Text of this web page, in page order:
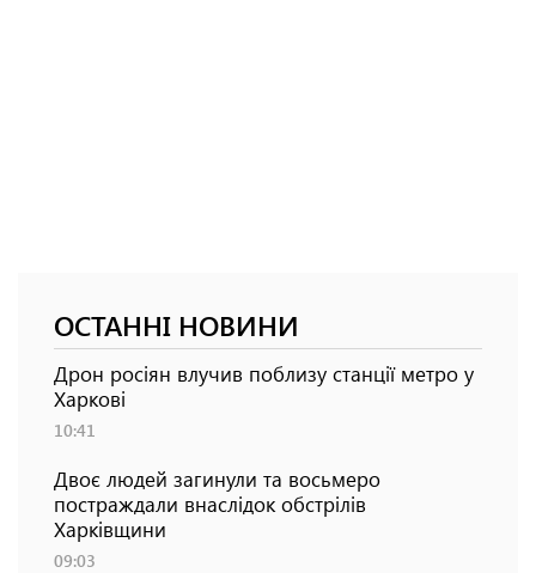
ОСТАННІ НОВИНИ
Дрон росіян влучив поблизу станції метро у
Харкові
10:41
Двоє людей загинули та восьмеро
постраждали внаслідок обстрілів
Харківщини
09:03